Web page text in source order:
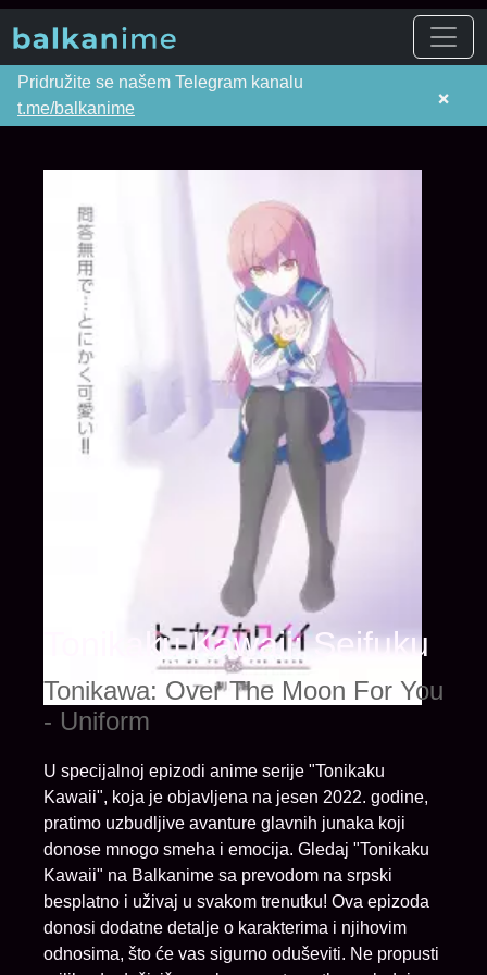
Pridružite se našem Telegram kanalu
t.me/balkanime
×
Tonikaku Kawaii: Seifuku
Tonikawa: Over The Moon For You
- Uniform
U specijalnoj epizodi anime serije "Tonikaku
Kawaii", koja je objavljena na jesen 2022. godine,
pratimo uzbudljive avanture glavnih junaka koji
donose mnogo smeha i emocija. Gledaj "Tonikaku
Kawaii" na Balkanime sa prevodom na srpski
besplatno i uživaj u svakom trenutku! Ova epizoda
donosi dodatne detalje o karakterima i njihovim
odnosima, što će vas sigurno oduševiti. Ne propusti